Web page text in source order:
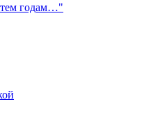
годам…"